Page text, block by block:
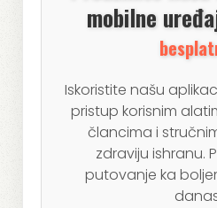
mobilne
Iskoristite našu
pristup korisnim
člancima i
zdraviju ishranu.
putovanje ka